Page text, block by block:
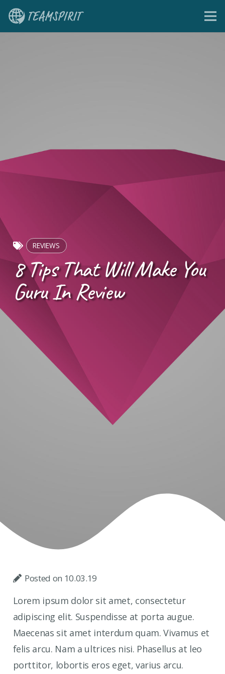
REVIEWS
8 Tips That Will Make You
Guru In Review
Posted on 10.03.19
Lorem ipsum dolor sit amet, consectetur
adipiscing elit. Suspendisse at porta augue.
Maecenas sit amet interdum quam. Vivamus et
felis arcu. Nam a ultrices nisi. Phasellus at leo
porttitor, lobortis eros eget, varius arcu.